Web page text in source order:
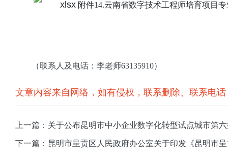
附件14.云南省数字技术工程师培育项目
（联系人及电话：李老师63135910）
文章内容来自网络，如有侵权，联系删除、联系电
上一篇：关于公布昆明市中小企业数字化转型试点城市第
下一篇：昆明市呈贡区人民政府办公室关于印发《昆明市